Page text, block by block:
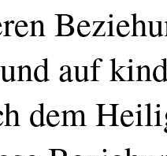
auf
dem